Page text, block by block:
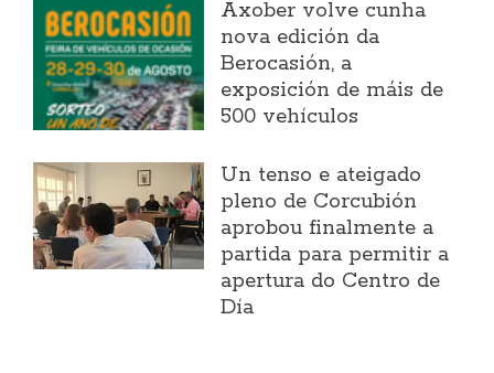
Axober volve cunha
nova edición da
Berocasión, a
exposición de máis de
500 vehículos
Un tenso e ateigado
pleno de Corcubión
aprobou finalmente a
partida para permitir a
apertura do Centro de
Día